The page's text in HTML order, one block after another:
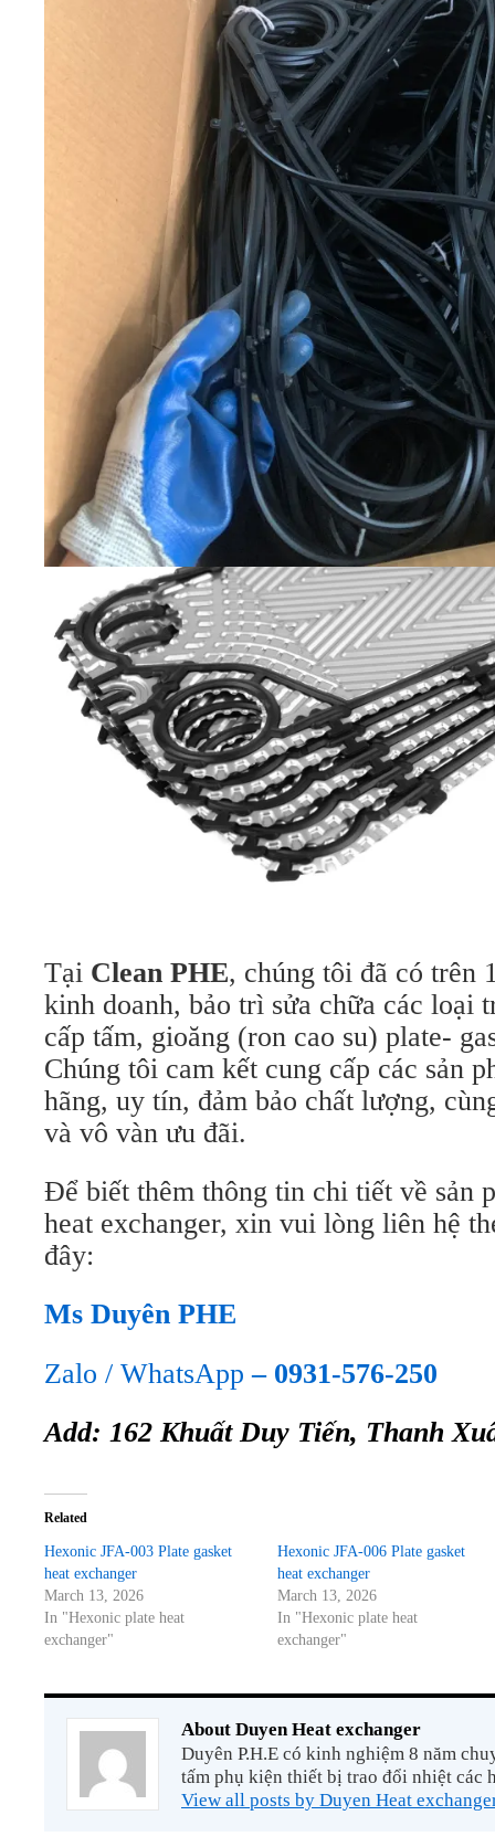
Tại Clean PHE, chúng tôi đã có trên
kinh doanh, bảo trì sửa chữa các loại
cấp tấm, gioăng (ron cao su) plate-
Chúng tôi cam kết cung cấp các sản
hãng, uy tín, đảm bảo chất lượng,
và vô vàn ưu đãi.
Để biết thêm thông tin chi tiết về sản
heat exchanger, xin vui lòng liên hệ
đây:
Ms Duyên PHE
Zalo / WhatsApp– 0931-576-250
Add: 162 Khuất Duy Tiến, Thanh
Related
Hexonic JFA-003 Plate gasket
heat exchanger
March 13, 2026
In "Hexonic plate heat
exchanger"
Hexonic JFA-006 Plate gasket
heat exchanger
March 13, 2026
In "Hexonic plate heat
exchanger"
About Duyen Heat exchanger
Duyên P.H.E có kinh nghiệm 8 năm
tấm phụ kiện thiết bị trao đổi nhiệt các
View all posts by Duyen Heat